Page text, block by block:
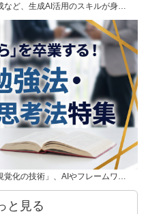
など、生成AI活用のスキルが身…
覚化の技術」、AIやフレームワ…
と見る